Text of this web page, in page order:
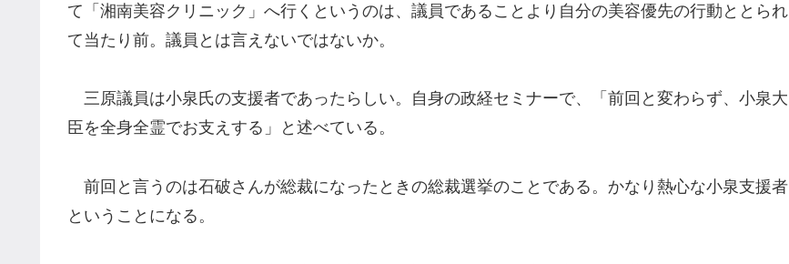
て「湘南美容クリニック」へ行くというのは、議員であることより自分の美容優先の行動ととられ
て当たり前。議員とは言えないではないか。
三原議員は小泉氏の支援者であったらしい。自身の政経セミナーで、「前回と変わらず、小泉大
臣を全身全霊でお支えする」と述べている。
前回と言うのは石破さんが総裁になったときの総裁選挙のことである。かなり熱心な小泉支援者
ということになる。